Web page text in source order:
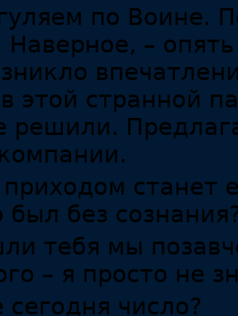
по Воине.
–
этой странной
решили.
станет
был без
тебя мы
– я просто не
сегодня число?